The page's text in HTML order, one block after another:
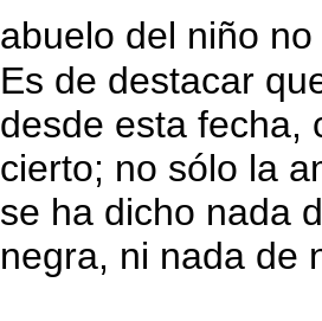
abuelo del niño
Es de destacar
desde esta fecha,
cierto; no sólo la
se ha dicho nada
negra, ni nada de